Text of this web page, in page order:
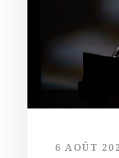
6 AOÛT